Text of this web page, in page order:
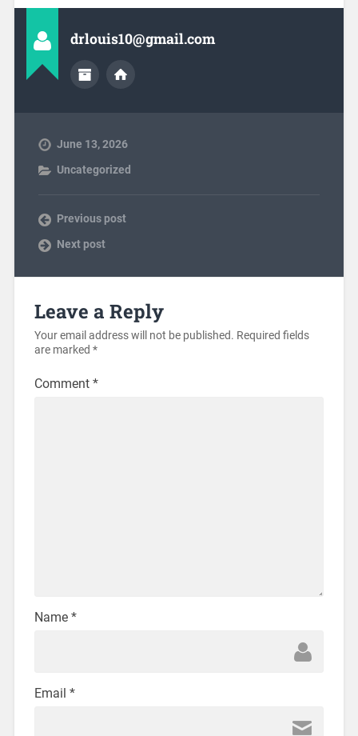
drlouis10@gmail.com
June 13, 2026
Uncategorized
Previous post
Next post
Leave a Reply
Your email address will not be published. Required fields
are marked *
Comment *
Name *
Email *